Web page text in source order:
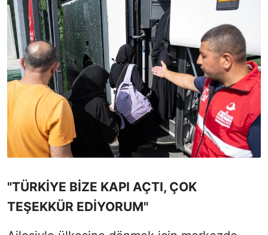
"TÜRKİYE BİZE KAPI AÇTI, ÇOK
TEŞEKKÜR EDİYORUM"